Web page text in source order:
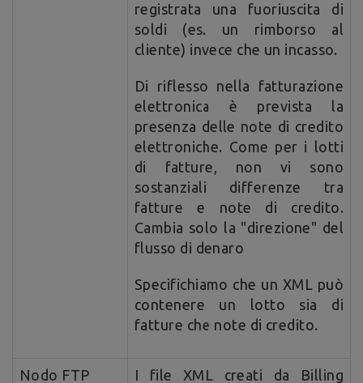
registrata una fuoriuscita di
soldi (es. un rimborso al
cliente) invece che un incasso.
Di riflesso nella fatturazione
elettronica è prevista la
presenza delle note di credito
elettroniche. Come per i lotti
di fatture, non vi sono
sostanziali differenze tra
fatture e note di credito.
Cambia solo la "direzione" del
flusso di denaro
Specifichiamo che un XML può
contenere un lotto sia di
fatture che note di credito.
Nodo FTP I file XML creati da Billing